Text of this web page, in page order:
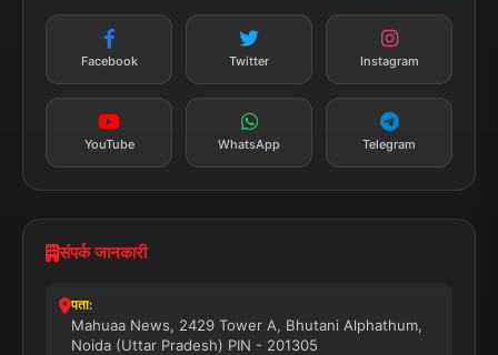
न्यूज़ अलर्ट
तत्काल अपडेट
सब्सक्राइब करें
Facebook Twitter Instagram
YouTube WhatsApp Telegram
संपर्क जानकारी
पता:
Mahuaa News, 2429 Tower A, Bhutani Alphathum,
Noida (Uttar Pradesh) PIN - 201305